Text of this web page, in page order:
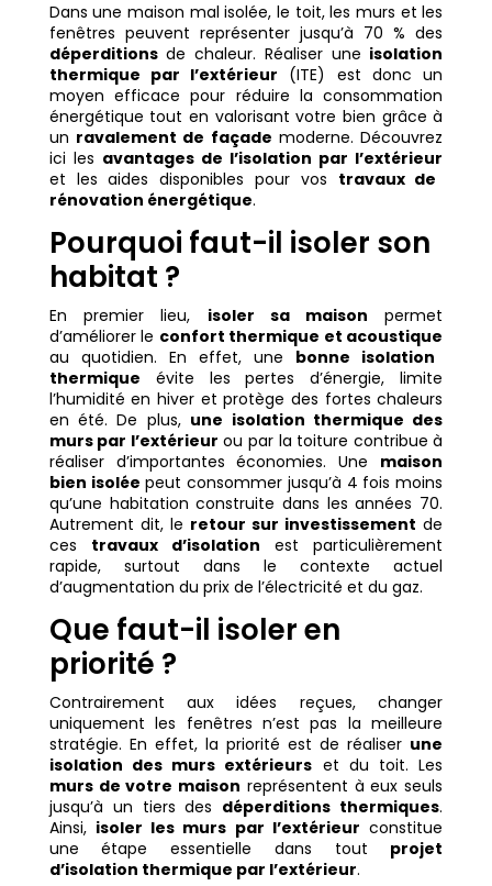
Dans une maison mal isolée, le toit, les murs et les
fenêtres peuvent représenter jusqu’à 70 % des
déperditionsde chaleur. Réaliser une isolation
thermique par l’extérieur (ITE) est donc un
moyen efficace pour réduire la consommation
énergétique tout en valorisant votre bien grâce à
un ravalement de façade moderne. Découvrez
ici les avantages de l’isolation par l’extérieur
et les aides disponibles pour vos travaux de
rénovation énergétique.
Pourquoi faut-il isoler son
habitat ?
En premier lieu, isoler sa maison permet
d’améliorer le confort thermique et acoustique
au quotidien. En effet, une bonne isolation
thermique évite les pertes d’énergie, limite
l’humidité en hiver et protège des fortes chaleurs
en été. De plus, une isolation thermique des
murs par l’extérieur ou par la toiture contribue à
réaliser d’importantes économies. Une maison
bien isolée peut consommer jusqu’à 4 fois moins
qu’une habitation construite dans les années 70.
Autrement dit, le retour sur investissement de
ces travaux d’isolation est particulièrement
rapide, surtout dans le contexte actuel
d’augmentation du prix de l’électricité et du gaz.
Que faut-il isoler en
priorité ?
Contrairement aux idées reçues, changer
uniquement les fenêtres n’est pas la meilleure
stratégie. En effet, la priorité est de réaliser une
isolation des murs extérieurs et du toit. Les
murs de votre maison représentent à eux seuls
jusqu’à un tiers des déperditions thermiques.
Ainsi, isoler les murs par l’extérieur constitue
une étape essentielle dans tout projet
d’isolation thermique par l’extérieur.